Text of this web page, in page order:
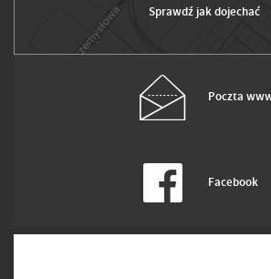
Sprawdź jak dojechać
Poczta
Facebook